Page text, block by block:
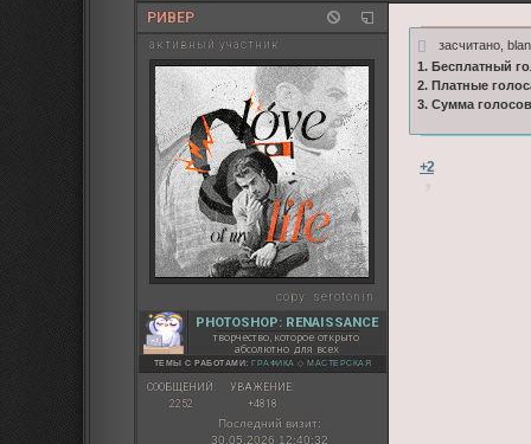
РИВЕР
активный участник
copy: serotonin
PHOTOSHOP: RENAISSANCE
творчество, которое открыто
абсолютно для всех
ТЕМЫ С РАБОТАМИ: ГРАФИКА ◇ МАСТЕРСКАЯ
СООБЩЕНИЙ:
2252
УВАЖЕНИЕ:
+4818
Последний визит:
30.05.2026 12:40:32
засчитано,
1. Бесплатный
2. Платные
3. Сумма
+2